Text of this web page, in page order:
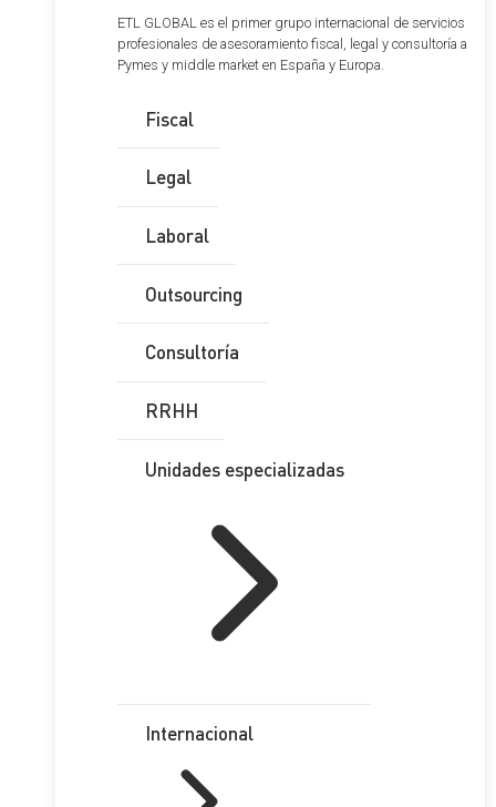
ETL GLOBAL es el primer grupo internacional de servicios
profesionales de asesoramiento fiscal, legal y consultoría a
Pymes y middle market en España y Europa.
Fiscal
Legal
Laboral
Outsourcing
Consultoría
RRHH
Unidades especializadas
Internacional